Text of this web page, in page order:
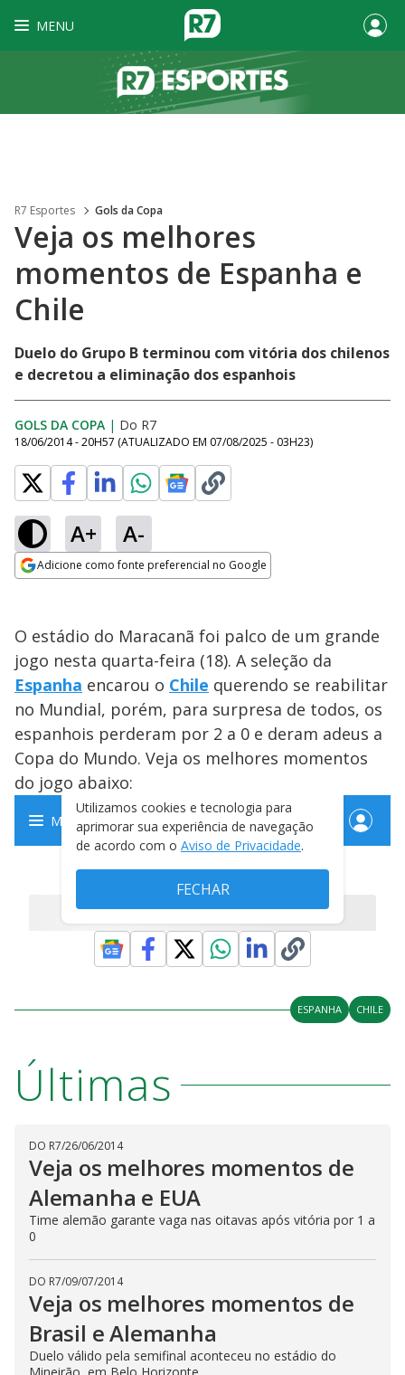
MENU
R7 Esportes Gols da Copa
Veja os melhores
momentos de Espanha e
Chile
Duelo do Grupo B terminou com vitória dos chilenos
e decretou a eliminação dos espanhois
GOLS DA COPA | Do R7
18/06/2014 - 20H57 (ATUALIZADO EM 07/08/2025 - 03H23)
A+ A-
Adicione como fonte preferencial no Google
O estádio do Maracanã foi palco de um grande
jogo nesta quarta-feira (18). A seleção da
Espanha encarou o Chile querendo se reabilitar
no Mundial, porém, para surpresa de todos, os
espanhois perderam por 2 a 0 e deram adeus a
Copa do Mundo. Veja os melhores momentos
do jogo abaixo:
ESPANHA CHILE
Últimas
DO R7/26/06/2014
Veja os melhores momentos de
Alemanha e EUA
Time alemão garante vaga nas oitavas após vitória por 1 a
0
DO R7/09/07/2014
Veja os melhores momentos de
Brasil e Alemanha
Duelo válido pela semifinal aconteceu no estádio do